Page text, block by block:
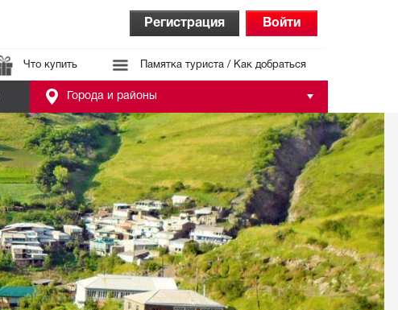
Регистрация Войти
Что купить Памятка туриста / Как добраться
Города и районы